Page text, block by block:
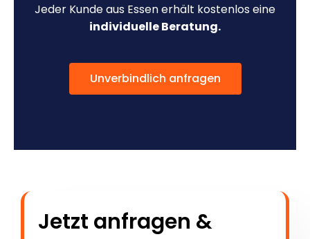
Jeder Kunde aus Essen erhält kostenlos eine
individuelle Beratung.
Unverbindlich anfragen
Jetzt anfragen &